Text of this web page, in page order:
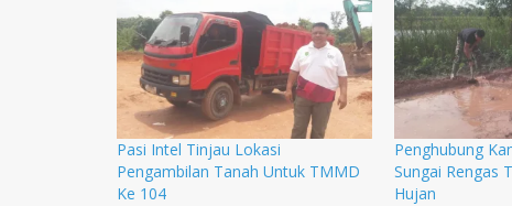
Pasi Intel Tinjau Lokasi
Pengambilan Tanah Untuk TMMD
Ke 104
Penghubung
Sungai Rengas
Hujan